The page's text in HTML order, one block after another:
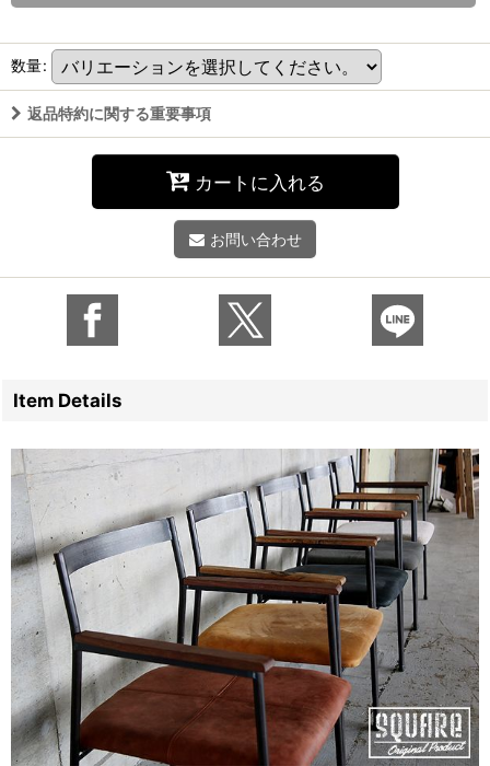
数量:
返品特約に関する重要事項
カートに入れる
お問い合わせ
Item Details